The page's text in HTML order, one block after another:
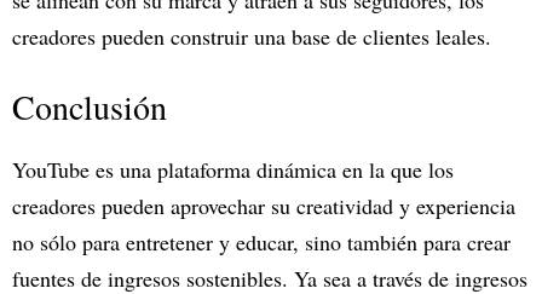
creadores pueden construir una base de clientes leales.
Conclusión
YouTube es una plataforma dinámica en la que los
creadores pueden aprovechar su creatividad y experiencia
no sólo para entretener y educar, sino también para crear
fuentes de ingresos sostenibles. Ya sea a través de ingresos